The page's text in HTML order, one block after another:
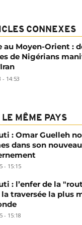
CONNEXES
au Moyen-Orient :
de Nigérians
- 14:53
LE MÊME PAYS
: Omar Guelleh
dans son nouveau
- 15:15
: l’enfer de la
la traversée la plus
- 15:18